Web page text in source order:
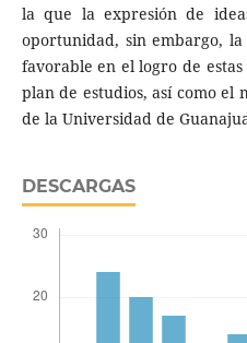
la que la expresión de
oportunidad, sin embargo,
favorable en el logro de
plan de estudios, así como el
de la Universidad de
DESCARGAS